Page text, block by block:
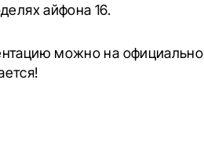
айфона 16.
можно на